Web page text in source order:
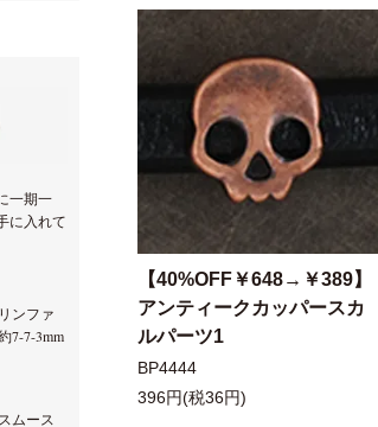
【40%OFF￥648→￥389】
アンティークカッパースカ
ルパーツ1
BP4444
396円(税36円)
一期一
に入れて
ンファ
7-7-3mm
ムース